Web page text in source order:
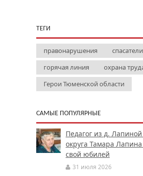
ТЕГИ
правонарушения
спасатели
горячая линия
охрана
Герои Тюменской области
САМЫЕ ПОПУЛЯРНЫЕ
Педагог из д. Лапиной
округа Тамара
свой юбилей
31 июля 2026